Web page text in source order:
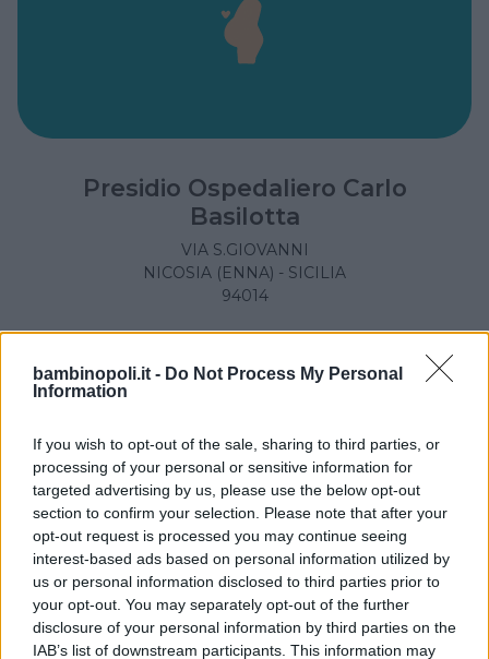
bambinopoli.it - Do Not Process My Personal
Information
If you wish to opt-out of the sale, sharing to third parties, or
processing of your personal or sensitive information for
targeted advertising by us, please use the below opt-out
section to confirm your selection. Please note that after your
opt-out request is processed you may continue seeing
interest-based ads based on personal information utilized by
us or personal information disclosed to third parties prior to
your opt-out. You may separately opt-out of the further
disclosure of your personal information by third parties on the
IAB’s list of downstream participants. This information may
Presidio Ospedaliero Carlo
Basilotta
VIA S.GIOVANNI
NICOSIA (ENNA) - SICILIA
94014